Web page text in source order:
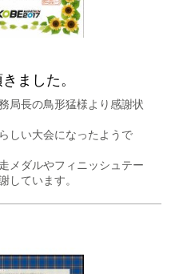
ました。
局長の鳥形猛様より感謝状
しい大会になったようで
メダルやフィニッシュテー
しています。